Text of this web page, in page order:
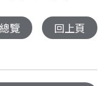
覽 回上頁